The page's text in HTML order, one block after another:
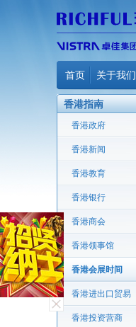
首页 关于我们
香港指南
香港政府
香港新闻
香港教育
香港银行
香港商会
香港领事馆
香港会展时间
香港进出口贸易
香港投资营商